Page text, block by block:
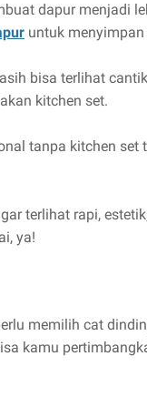
dapur menjadi
untuk
bisa terlihat
kitchen set.
tanpa kitchen set
terlihat rapi,
ya!
memilih cat
kamu